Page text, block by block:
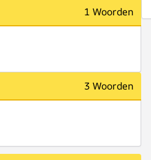
1 Woorden
3 Woorden